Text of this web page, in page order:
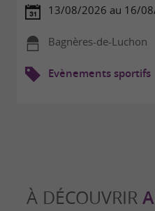
13/08/2026 au 16/
Bagnères-de-Luchon
Evènements sportifs
À DÉCOUVRIR